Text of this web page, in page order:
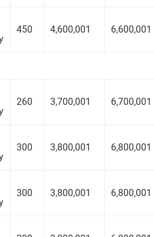
450 4,600,001 6,600,001
260 3,700,001 6,700,001
300 3,800,001 6,800,001
300 3,800,001 6,800,001